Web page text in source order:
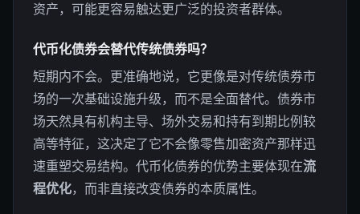
资产，可能更容易触达更广泛的投资者群体。
代币化债券会替代传统债券吗？
短期内不会。更准确地说，它更像是对传统债券市
场的一次基础设施升级，而不是全面替代。债券市
场天然具有机构主导、场外交易和持有到期比例较
高等特征，这决定了它不会像零售加密资产那样迅
速重塑交易结构。代币化债券的优势主要体现在流
程优化，而非直接改变债券的本质属性。